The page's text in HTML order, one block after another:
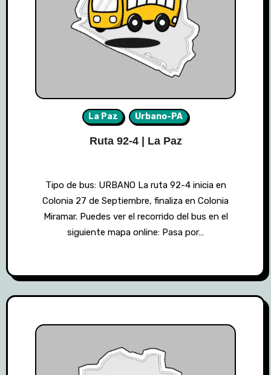
La Paz Urbano-PA
Ruta 92-4 | La Paz
Tipo de bus: URBANO La ruta 92-4 inicia en
Colonia 27 de Septiembre, finaliza en Colonia
Miramar. Puedes ver el recorrido del bus en el
siguiente mapa online: Pasa por…